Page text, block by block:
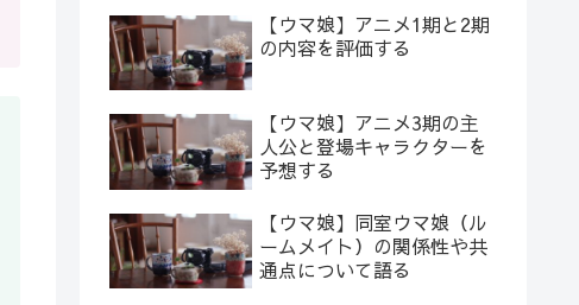
【ウマ娘】アニメ1期と2期
の内容を評価する
【ウマ娘】アニメ3期の主
人公と登場キャラクターを
予想する
【ウマ娘】同室ウマ娘（ル
ームメイト）の関係性や共
通点について語る